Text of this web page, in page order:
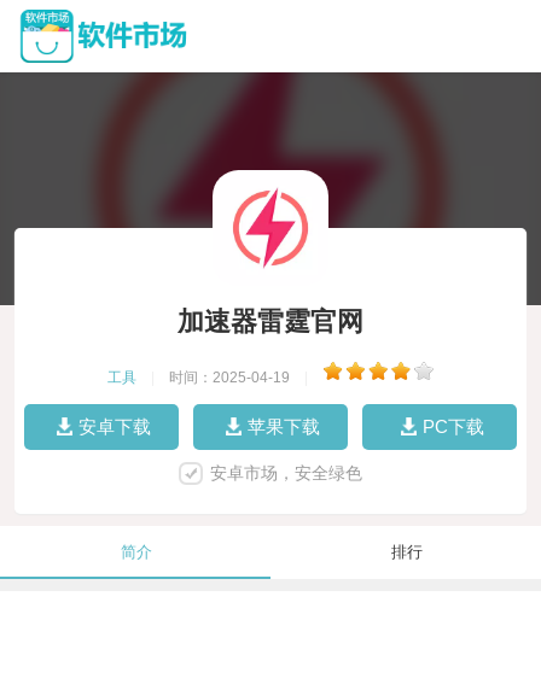
加速器雷霆官网
工具 时间：2025-04-19
安卓下载 苹果下载 PC下载
安卓市场，安全绿色
简介 排行